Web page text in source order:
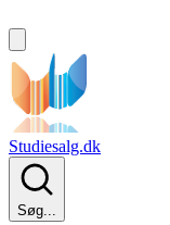
Studiesalg.dk
Søg...